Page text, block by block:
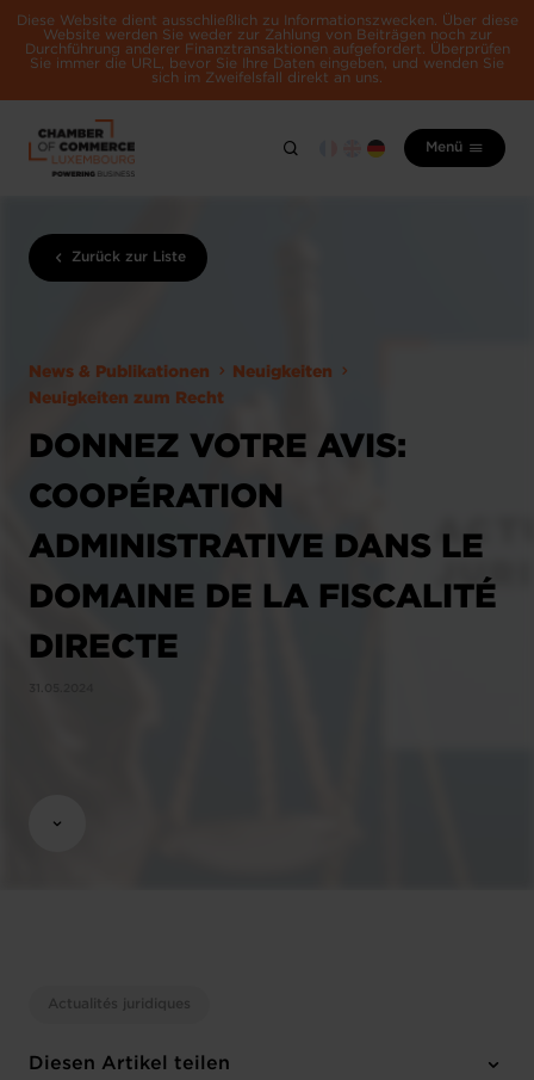
Diese Website dient ausschließlich zu Informationszwecken. Über diese
Website werden Sie weder zur Zahlung von Beiträgen noch zur
Durchführung anderer Finanztransaktionen aufgefordert. Überprüfen
Sie immer die URL, bevor Sie Ihre Daten eingeben, und wenden Sie
sich im Zweifelsfall direkt an uns.
Menü
Zurück zur Liste
News & Publikationen
Neuigkeiten
Neuigkeiten zum Recht
DONNEZ VOTRE AVIS:
COOPÉRATION
ADMINISTRATIVE DANS LE
DOMAINE DE LA FISCALITÉ
DIRECTE
Actualités juridiques
Diesen Artikel teilen